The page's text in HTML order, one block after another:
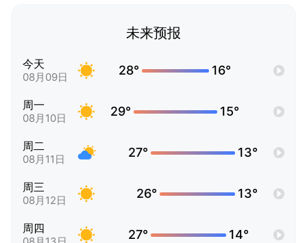
未来预报
今天
08月09日 28° 16°
周一
08月10日 29° 15°
周二
08月11日 27° 13°
周三
08月12日 26° 13°
周四 27° 14°